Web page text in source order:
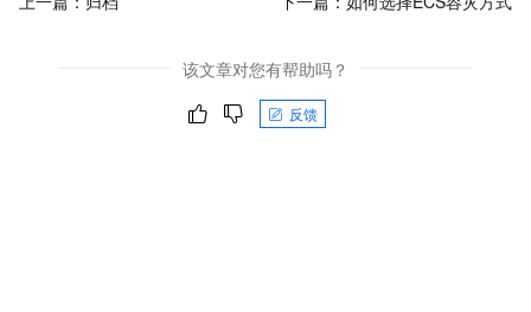
该文章对您有帮助吗？
反馈